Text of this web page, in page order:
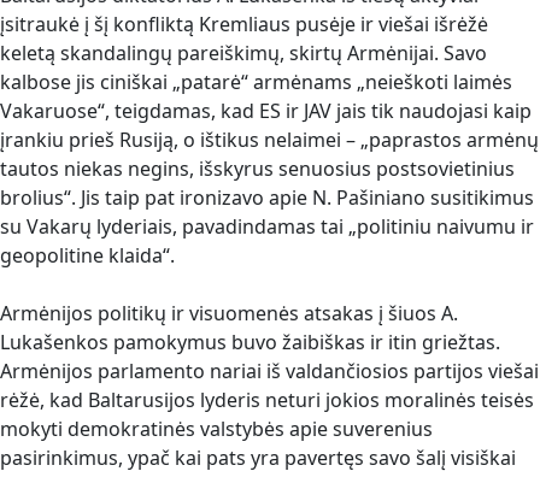
įsitraukė į šį konfliktą Kremliaus pusėje ir viešai išrėžė
keletą skandalingų pareiškimų, skirtų Armėnijai. Savo
kalbose jis ciniškai „patarė“ armėnams „neieškoti laimės
Vakaruose“, teigdamas, kad ES ir JAV jais tik naudojasi kaip
įrankiu prieš Rusiją, o ištikus nelaimei – „paprastos armėnų
tautos niekas negins, išskyrus senuosius postsovietinius
brolius“. Jis taip pat ironizavo apie N. Pašiniano susitikimus
su Vakarų lyderiais, pavadindamas tai „politiniu naivumu ir
geopolitine klaida“.
Armėnijos politikų ir visuomenės atsakas į šiuos A.
Lukašenkos pamokymus buvo žaibiškas ir itin griežtas.
Armėnijos parlamento nariai iš valdančiosios partijos viešai
rėžė, kad Baltarusijos lyderis neturi jokios moralinės teisės
mokyti demokratinės valstybės apie suverenius
pasirinkimus, ypač kai pats yra pavertęs savo šalį visiškai